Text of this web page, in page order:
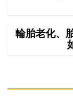
輪胎老化、